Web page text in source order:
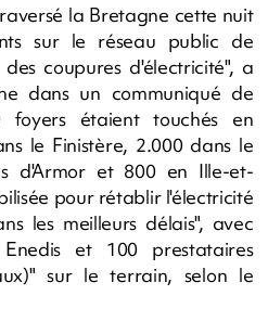
la Bretagne cette nuit
sur le réseau public de
coupures d'électricité", a
dans un communiqué de
foyers étaient touchés en
le Finistère, 2.000 dans le
d'Armor et 800 en Ille-et-
pour rétablir l'électricité
les meilleurs délais", avec
et 100 prestataires
sur le terrain, selon le